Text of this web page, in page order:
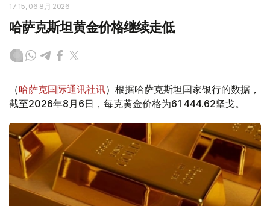
17:15, 06 8月 2026
哈萨克斯坦黄金价格继续走低
（哈萨克国际通讯社讯）根据哈萨克斯坦国家银行的数据，
截至2026年8月6日，每克黄金价格为61 444.62坚戈。